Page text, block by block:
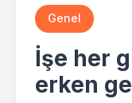
Genel
İşe her
erken